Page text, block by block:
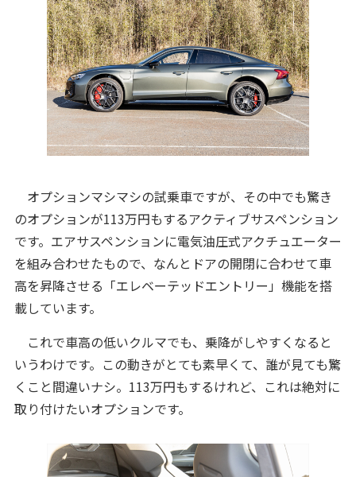
オプションマシマシの試乗車ですが、その中でも驚き
のオプションが113万円もするアクティブサスペンション
です。エアサスペンションに電気油圧式アクチュエーター
を組み合わせたもので、なんとドアの開閉に合わせて車
高を昇降させる「エレベーテッドエントリー」機能を搭
載しています。
これで車高の低いクルマでも、乗降がしやすくなると
いうわけです。この動きがとても素早くて、誰が見ても驚
くこと間違いナシ。113万円もするけれど、これは絶対に
取り付けたいオプションです。